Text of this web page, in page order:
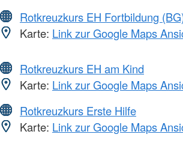
Rotkreuzkurs EH Fortbildung
Karte: Link zur Google Maps
Rotkreuzkurs EH am Kind
Karte: Link zur Google Maps
Rotkreuzkurs Erste Hilfe
Karte: Link zur Google Maps